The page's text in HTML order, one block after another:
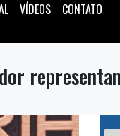
VÍDEOS CONTATO